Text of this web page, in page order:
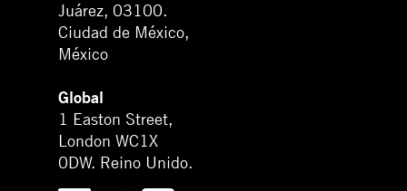
Juárez, 03100.
Ciudad de México,
México
Global
1 Easton Street,
London WC1X
0DW. Reino Unido.